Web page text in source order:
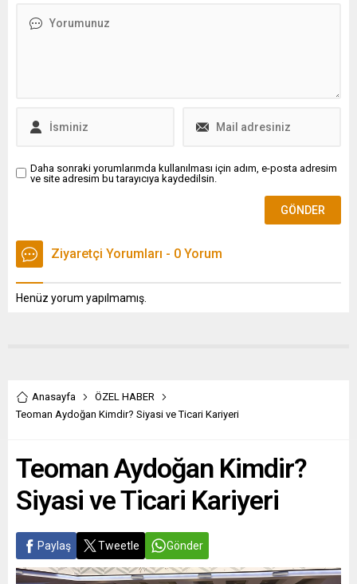
(FSD) aboneliği satın alması
Daha sonraki yorumlarımda kullanılması için adım, e-posta adresim
ve site adresim bu tarayıcıya kaydedilsin.
Ziyaretçi Yorumları - 0 Yorum
Henüz yorum yapılmamış.
Anasayfa
ÖZEL HABER
Teoman Aydoğan Kimdir? Siyasi ve Ticari Kariyeri
Teoman Aydoğan Kimdir?
Siyasi ve Ticari Kariyeri
Paylaş Tweetle Gönder